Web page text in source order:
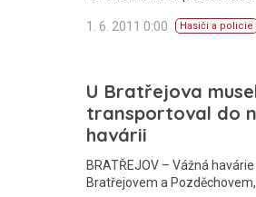
1. 6. 2011 0:00 Hasiči a policie
U Bratřejova
transportoval do
havárii
BRATŘEJOV – Vážná
Bratřejovem a Pozděchovem,…